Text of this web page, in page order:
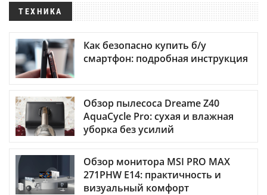
ТЕХНИКА
Как безопасно купить б/у
смартфон: подробная инструкция
Обзор пылесоса Dreame Z40
AquaCycle Pro: сухая и влажная
уборка без усилий
Обзор монитора MSI PRO MAX
271PHW E14: практичность и
визуальный комфорт